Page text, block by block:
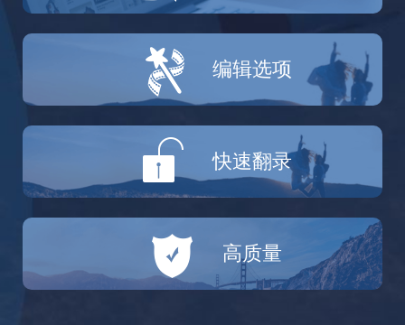
编辑选项
快速翻录
高质量